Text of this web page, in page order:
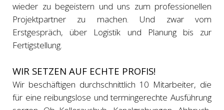
wieder zu begeistern und uns zum professionellen
Projektpartner zu machen. Und zwar vom
Erstgespräch, über Logistik und Planung bis zur
Fertigstellung.
WIR SETZEN AUF ECHTE PROFIS!
Wir beschäftigen durchschnittlich 10 Mitarbeiter, die
für eine reibungslose und termingerechte Ausführung